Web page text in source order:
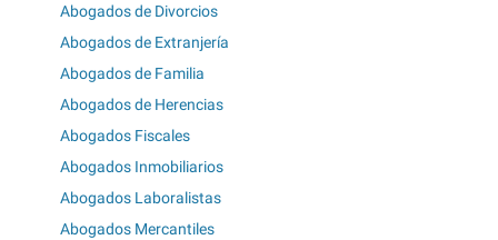
Abogados de Divorcios
Abogados de Extranjería
Abogados de Familia
Abogados de Herencias
Abogados Fiscales
Abogados Inmobiliarios
Abogados Laboralistas
Abogados Mercantiles